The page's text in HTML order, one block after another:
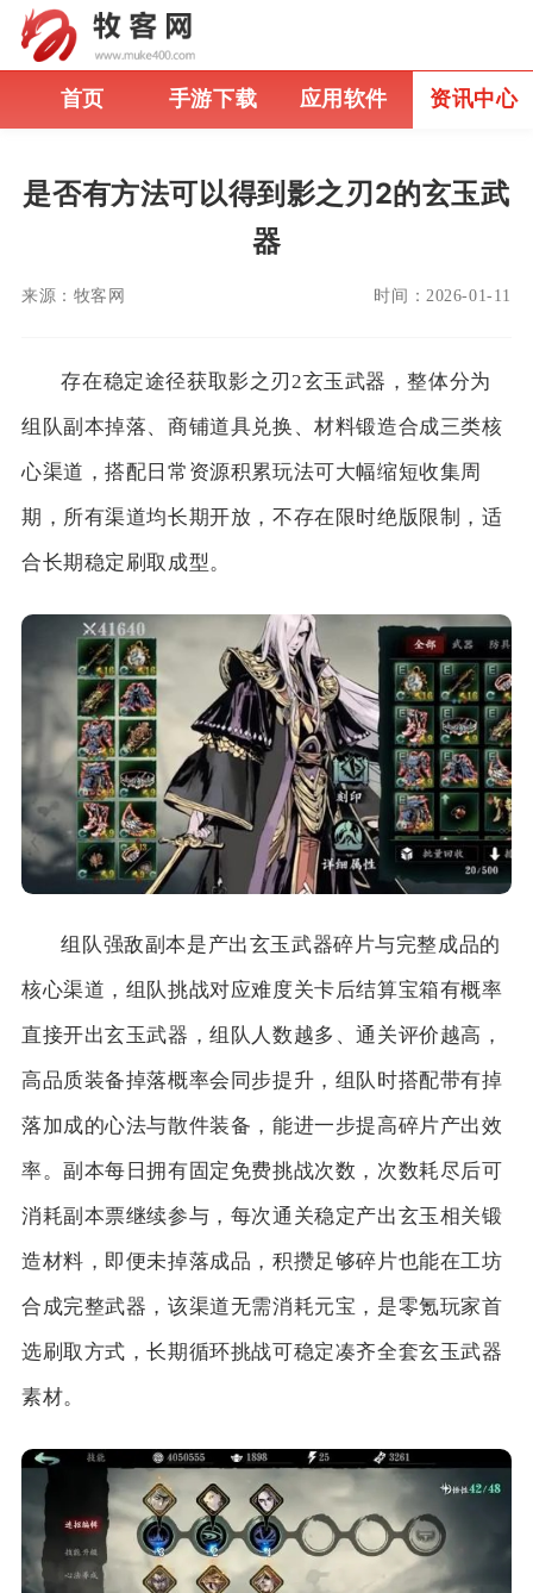
首页 手游下载 应用软件 资讯中心
是否有方法可以得到影之刃2的玄玉武
器
来源： 牧客网 时间： 2026-01-11
存在稳定途径获取影之刃2玄玉武器，整体分为
组队副本掉落、商铺道具兑换、材料锻造合成三类核
心渠道，搭配日常资源积累玩法可大幅缩短收集周
期，所有渠道均长期开放，不存在限时绝版限制，适
合长期稳定刷取成型。
组队强敌副本是产出玄玉武器碎片与完整成品的
核心渠道，组队挑战对应难度关卡后结算宝箱有概率
直接开出玄玉武器，组队人数越多、通关评价越高，
高品质装备掉落概率会同步提升，组队时搭配带有掉
落加成的心法与散件装备，能进一步提高碎片产出效
率。副本每日拥有固定免费挑战次数，次数耗尽后可
消耗副本票继续参与，每次通关稳定产出玄玉相关锻
造材料，即便未掉落成品，积攒足够碎片也能在工坊
合成完整武器，该渠道无需消耗元宝，是零氪玩家首
选刷取方式，长期循环挑战可稳定凑齐全套玄玉武器
素材。